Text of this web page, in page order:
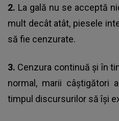
2. La gală nu se acceptă
mult decât atât, piesele
să fie cenzurate.
3. Cenzura continuă şi în
normal, marii câştigători
timpul discursurilor să îşi